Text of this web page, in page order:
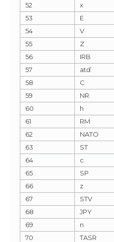
52
x
53
E
54
V
55
Z
56
IRB
57
atď
58
C
59
NR
60
h
61
RM
62
NATO
63
ST
64
c
65
SP
66
z
67
STV
68
JPY
69
n
70
TASR